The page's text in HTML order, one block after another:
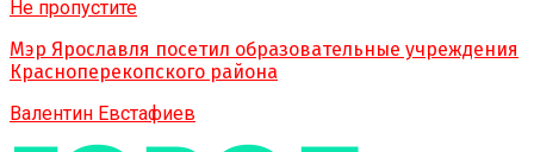
Не пропустите
Мэр Ярославля посетил образовательные учреждения
Красноперекопского района
Валентин Евстафиев